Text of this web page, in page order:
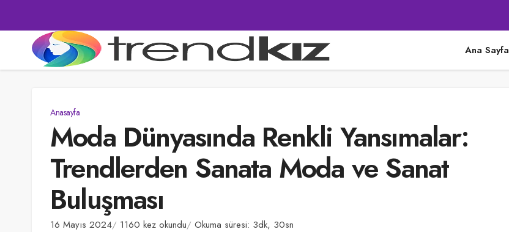
Ana Sayfa
Anasayfa
Moda Dünyasında Renkli Yansımalar:
Trendlerden Sanata Moda ve Sanat
Buluşması
16 Mayıs 2024 1160 kez okundu Okuma süresi: 3dk, 30sn